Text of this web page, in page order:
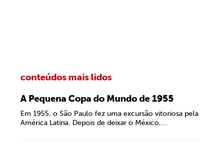
conteúdos mais lidos
A Pequena Copa do Mundo de 1955
Em 1955, o São Paulo fez uma excursão vitoriosa pela
América Latina. Depois de deixar o México,...